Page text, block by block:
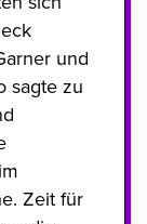
und
sagte zu
Zeit für